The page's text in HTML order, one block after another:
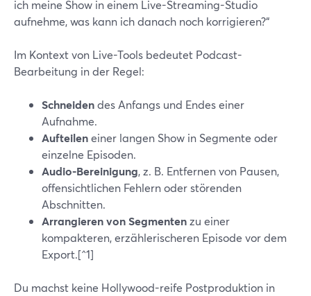
ich meine Show in einem Live-Streaming-Studio
aufnehme, was kann ich danach noch korrigieren?“
Im Kontext von Live-Tools bedeutet Podcast-
Bearbeitung in der Regel:
Schneidendes Anfangs und Endes einer
Aufnahme.
Aufteileneiner langen Show in Segmente oder
einzelne Episoden.
Audio-Bereinigung, z. B. Entfernen von Pausen,
offensichtlichen Fehlern oder störenden
Abschnitten.
Arrangieren von Segmentenzu einer
kompakteren, erzählerischeren Episode vor dem
Export.[^1]
Du machst keine Hollywood-reife Postproduktion in